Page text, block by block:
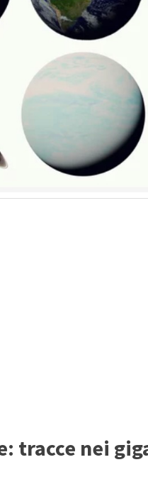
tracce nei